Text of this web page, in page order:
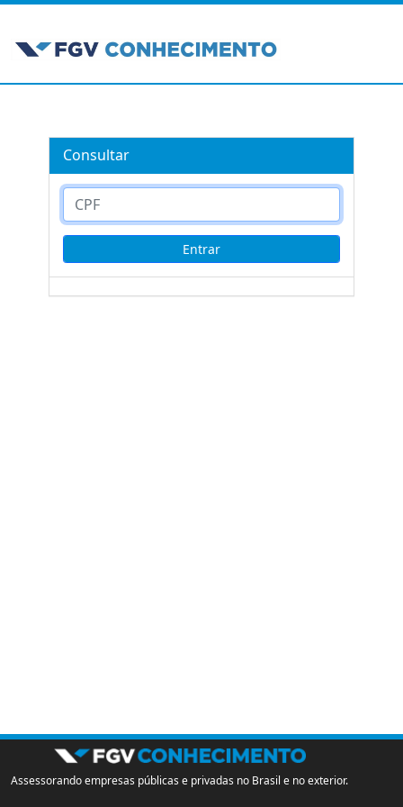
Consultar
Assessorando empresas públicas e privadas no Brasil e no exterior.